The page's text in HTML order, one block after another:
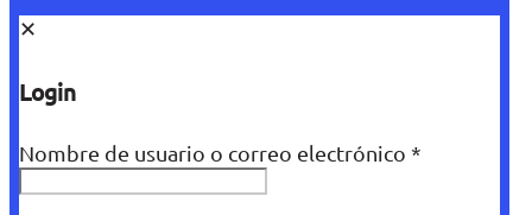
✕
Login
Nombre de usuario o correo electrónico *